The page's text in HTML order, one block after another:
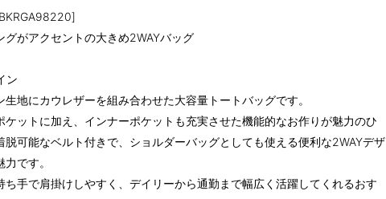
グがアクセントの大きめ2WAYバッグ
ン
生地にカウレザーを組み合わせた大容量トートバッグです。
ケットに加え、インナーポケットも充実させた機能的なお作りが魅力のひ
脱可能なベルト付きで、ショルダーバッグとしても使える便利な2WAYデザ
です。
ち手で肩掛けしやすく、デイリーから通勤まで幅広く活躍してくれるおす